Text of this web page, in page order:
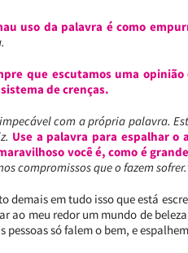
uso da palavra é como
que escutamos uma
de crenças.
com a própria palavra.
Use a palavra para espalhar o
você é, como é
compromissos que o fazem sofrer.
demais em tudo isso que está
ao meu redor um mundo de
pessoas só falem o bem, e